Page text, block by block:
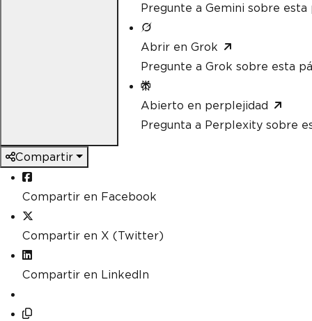
Pregunte a Gemini sobre esta
Abrir en Grok
Pregunte a Grok sobre esta
Abierto en perplejidad
Pregunta a Perplexity sobre
Compartir
Compartir en Facebook
Compartir en X (Twitter)
Compartir en LinkedIn